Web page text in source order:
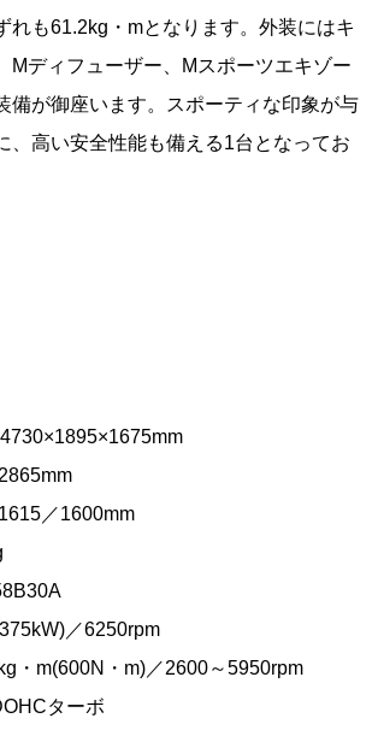
れも61.2kg・mとなります。外装にはキ
Mディフューザー、Mスポーツエキゾー
備が御座います。スポーティな印象が与
、高い安全性能も備える1台となってお
／1600mm
／6250rpm
・m(600N・m)／2600～5950rpm
ターボ